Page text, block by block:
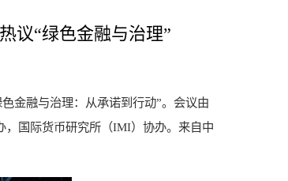
议“绿色金融与治理”
金融与治理：从承诺到行动”。会议由
，国际货币研究所（IMI）协办。来自中